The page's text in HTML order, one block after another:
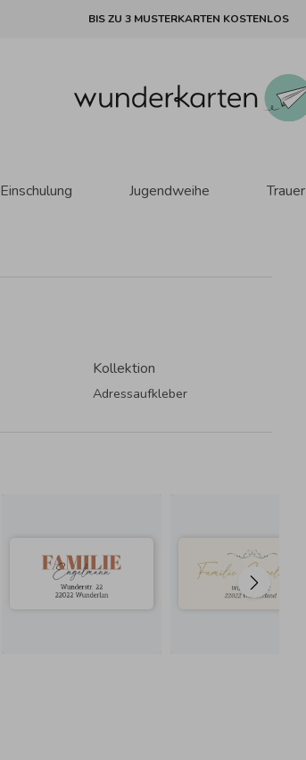
BIS ZU 3 MUSTERKARTEN KOSTENLOS
Einschulung Jugendweihe Trauer
Kollektion
Adressaufkleber